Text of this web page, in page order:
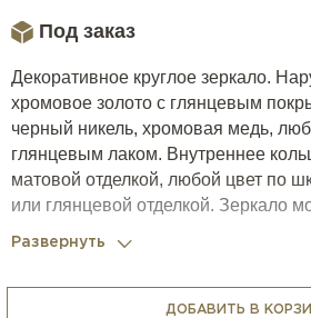
Под заказ
Декоративное круглое зеркало.
хромовое золото с глянцевым
черный никель, хромовая медь,
глянцевым лаком. Внутреннее
матовой отделкой, любой цвет по
или глянцевой отделкой. Зеркало
Развернуть
ДОБАВИТЬ В